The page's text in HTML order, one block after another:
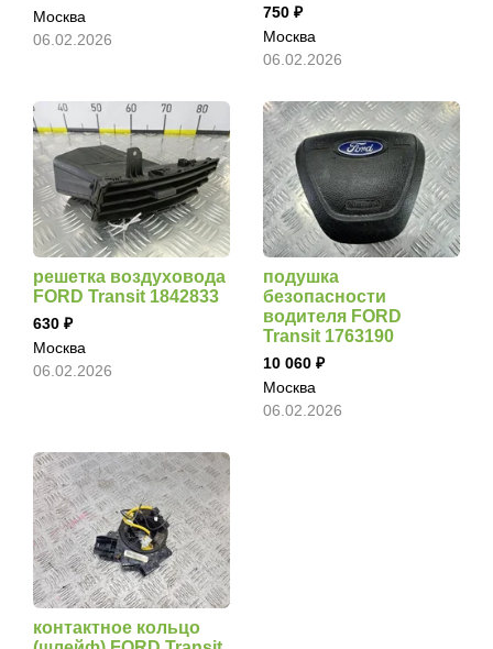
Москва
06.02.2026
750
Москва
06.02.2026
решетка воздуховода
FORD Transit 1842833
630
Москва
06.02.2026
подушка
безопасности
водителя FORD
Transit 1763190
10 060
Москва
06.02.2026
контактное кольцо